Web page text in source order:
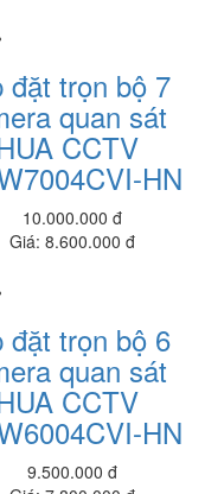
KN-B41
KN-H22PW
IMOU
đặt trọn bộ 6
quan sát
CCTV
HN
8.500.000 đ
đặt trọn bộ 7
quan sát
CCTV
HN